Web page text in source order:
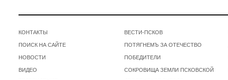
КОНТАКТЫ
ПОИСК НА САЙТЕ
НОВОСТИ
ВИДЕО
ВЕСТИ-ПСКОВ
ПОТЯГНЕМЪ ЗА ОТЕЧЕСТВО
ПОБЕДИТЕЛИ
СОКРОВИЩА ЗЕМЛИ ПСКОВСКОЙ